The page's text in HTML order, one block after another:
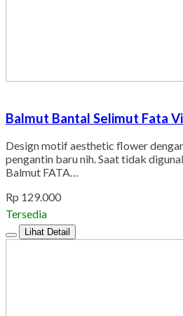
Balmut Bantal Selimut Fata
Design motif aesthetic flower
pengantin baru nih. Saat tidak
Balmut FATA…
Rp 129.000
Tersedia
Lihat Detail